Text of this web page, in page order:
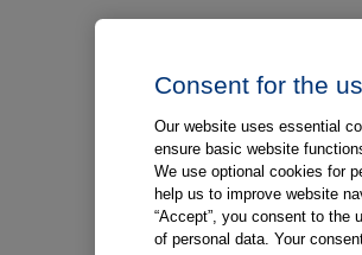
Anamnese von
Aufnahme von
Aufklärung von
Kliniken
Medizinische
Consent for the
Our website uses essential
ensure basic website
We use optional cookies for
help us to improve website
“Accept”, you consent to the
of personal data. Your